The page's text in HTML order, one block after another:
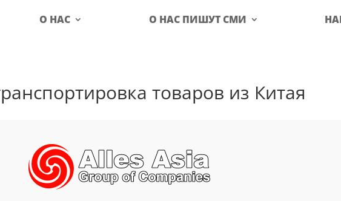
О НАС О НАС ПИШУТ СМИ
товаров из Китая